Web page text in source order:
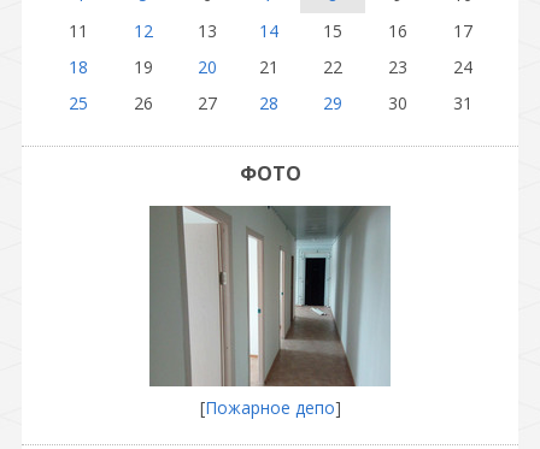
11
12 13 14 15 16
17
18
19 20 21 22 23
24
25
26 27 28 29 30 31
ФОТО
[Пожарное депо]